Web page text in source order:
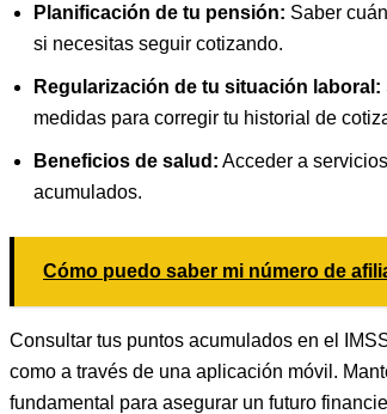
Planificación de tu pensión: Saber
si necesitas seguir cotizando.
Regularización de tu situación laboral:
medidas para corregir tu historial de
Beneficios de salud: Acceder a
acumulados.
Cómo puedo saber mi número de
Consultar tus puntos acumulados en el
como a través de una aplicación móvil.
fundamental para asegurar un futuro